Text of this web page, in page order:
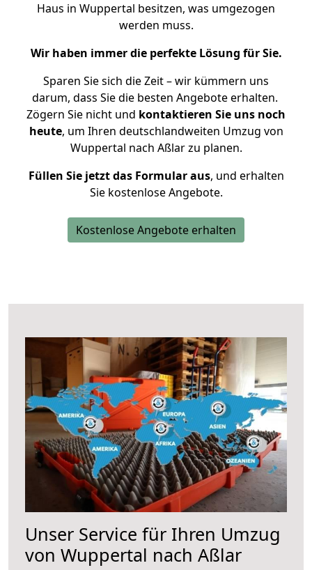
Haus in Wuppertal besitzen, was umgezogen
werden muss.
Wir haben immer die perfekte Lösung für Sie.
Sparen Sie sich die Zeit – wir kümmern uns
darum, dass Sie die besten Angebote erhalten.
Zögern Sie nicht und kontaktieren Sie uns noch
heute, um Ihren deutschlandweiten Umzug von
Wuppertal nach Aßlar zu planen.
Füllen Sie jetzt das Formular aus, und erhalten
Sie kostenlose Angebote.
Kostenlose Angebote erhalten
Unser Service für Ihren Umzug
von Wuppertal nach Aßlar